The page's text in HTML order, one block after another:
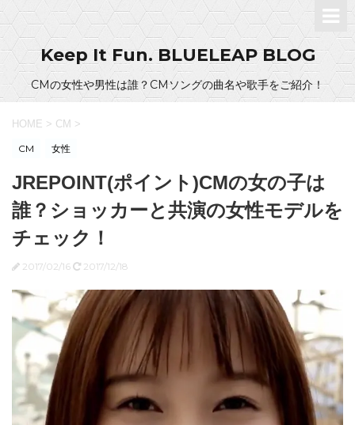
Keep It Fun. BLUELEAP BLOG
CMの女性や男性は誰？CMソングの曲名や歌手をご紹介！
HOME > CM >
CM 女性
JREPOINT(ポイント)CMの女の子は
誰？ショッカーと共演の女性モデルを
チェック！
2017/02/16 2017/12/18